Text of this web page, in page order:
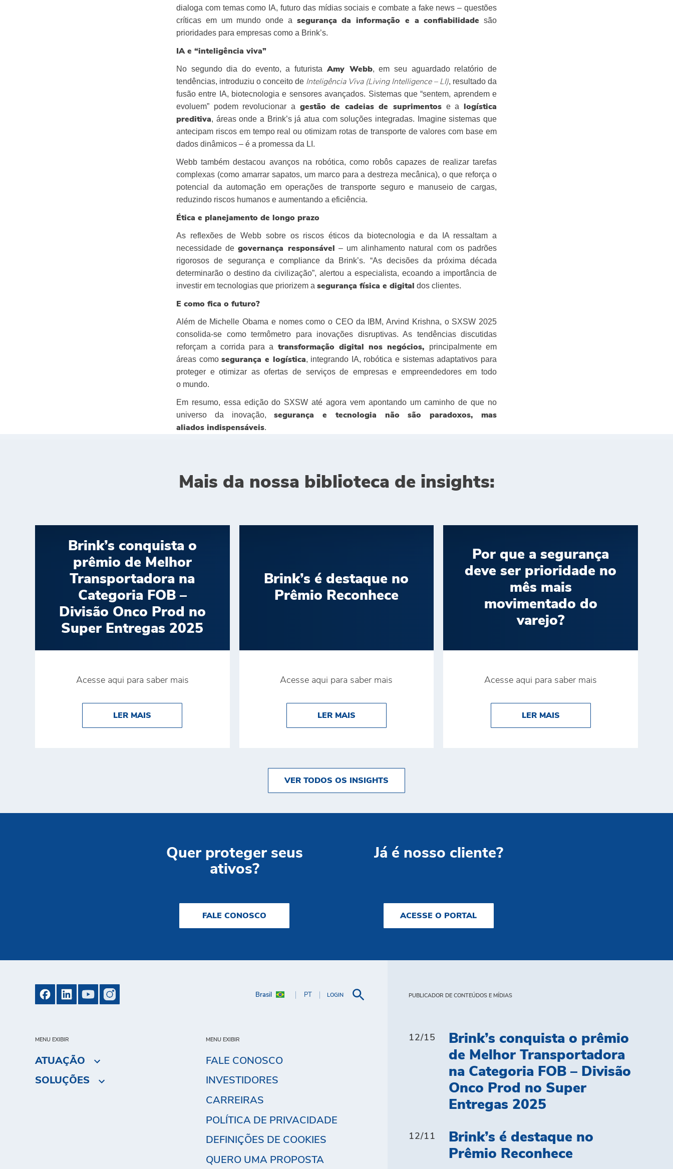
dialoga com temas como IA, futuro das mídias sociais e combate a fake news – questões
críticas em um mundo onde a segurança da informação e a confiabilidade
são
prioridades para empresas como a Brink’s.
IA e “inteligência viva”
No segundo dia do evento, a futurista Amy Webb, em seu aguardado relatório de
tendências, introduziu o conceito de Inteligência Viva (Living Intelligence – LI), resultado da
fusão entre IA, biotecnologia e sensores avançados. Sistemas que “sentem, aprendem e
evoluem” podem revolucionar a gestão de cadeias de suprimentos e a logística
preditiva, áreas onde a Brink’s já atua com soluções integradas. Imagine sistemas que
antecipam riscos em tempo real ou otimizam rotas de transporte de valores com base em
dados dinâmicos – é a promessa da LI.
Webb também destacou avanços na robótica, como robôs capazes de realizar tarefas
complexas (como amarrar sapatos, um marco para a destreza mecânica), o que reforça o
potencial da automação em operações de transporte seguro e manuseio de cargas,
reduzindo riscos humanos e aumentando a eficiência.
Ética e planejamento de longo prazo
As reflexões de Webb sobre os riscos éticos da biotecnologia e da IA ressaltam a
necessidade degovernança responsável
– um alinhamento natural com os padrões
rigorosos de segurança e compliance da Brink’s. “As decisões da próxima década
determinarão o destino da civilização”, alertou a especialista, ecoando a importância de
investir em tecnologias que priorizem a segurança física e digital dos clientes.
E como fica o futuro?
Além de Michelle Obama e nomes como o CEO da IBM, Arvind Krishna, o SXSW 2025
consolida-se como termômetro para inovações disruptivas. As tendências discutidas
reforçam a corrida para a transformação digital nos negócios, principalmente em
áreas comosegurança e logística, integrando IA, robótica e sistemas adaptativos para
proteger e otimizar as ofertas de serviços de empresas e empreendedores em todo
o mundo.
Em resumo, essa edição do SXSW até agora vem apontando um caminho de que no
universo da inovação,segurança e tecnologia não são paradoxos, mas
aliados indispensáveis.
Mais da nossa biblioteca de insights:
Brink’s conquista o
prêmio de Melhor
Transportadora na
Categoria FOB –
Divisão Onco Prod no
Super Entregas 2025
Acesse aqui para saber mais
LER MAIS ABOUT BRINK’S CONQUISTA O PRÊMIO DE MELHOR TRANSPORTADORA NA CATEGORIA FOB – DIVISÃO ONCO PROD NO SUPER
Brink’s é destaque no
Prêmio Reconhece
Acesse aqui para saber mais
LER MAISABOUT BRINK’S É DESTAQUE NO PRÊMIO RECONHECE
Por que a segurança
deve ser prioridade no
mês mais
movimentado do
varejo?
Acesse aqui para saber mais
LER MAISABOUT POR QUE A
VER TODOS OS INSIGHTS
Quer proteger seus
ativos?
FALE CONOSCO
Já é nosso cliente?
ACESSE O PORTAL
Brasil PT LOGIN
MENU EXIBIR
ATUAÇÃO
SOLUÇÕES
MENU EXIBIR
FALE CONOSCO
INVESTIDORES
CARREIRAS
POLÍTICA DE PRIVACIDADE
DEFINIÇÕES DE COOKIES
QUERO UMA PROPOSTA
PUBLICADOR DE CONTEÚDOS E MÍDIAS
12/15
Brink’s conquista o prêmio
de Melhor Transportadora
na Categoria FOB – Divisão
Onco Prod no Super
Entregas 2025
12/11
Brink’s é destaque no
Prêmio Reconhece